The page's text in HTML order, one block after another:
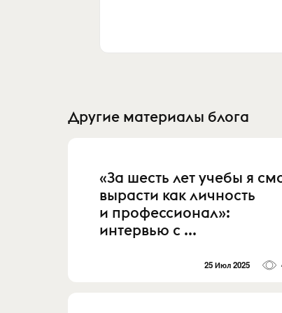
Другие материалы блога
«За шесть лет учебы я
вырасти как личность
и профессионал»:
интервью с ...
25 Июл 2025